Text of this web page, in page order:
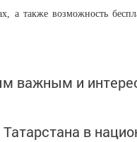
а также возможность
важным и
Татарстана в